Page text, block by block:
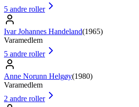
5 andre roller
Ivar Johannes Handeland(1965)
Varamedlem
5 andre roller
Anne Norunn Helgøy(1980)
Varamedlem
2 andre roller